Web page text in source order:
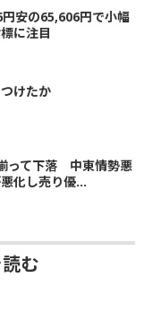
円安の65,606円で小幅
に注目
けたか
って下落 中東情勢悪
化し売り優...
む